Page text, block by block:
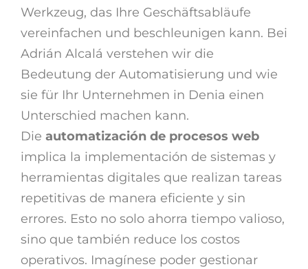
Werkzeug, das Ihre Geschäftsabläufe
vereinfachen und beschleunigen kann. Bei
Adrián Alcalá verstehen wir die
Bedeutung der Automatisierung und wie
sie für Ihr Unternehmen in Denia einen
Unterschied machen kann.
Die automatización de procesos web
implica la implementación de sistemas y
herramientas digitales que realizan tareas
repetitivas de manera eficiente y sin
errores. Esto no solo ahorra tiempo valioso,
sino que también reduce los costos
operativos. Imagínese poder gestionar